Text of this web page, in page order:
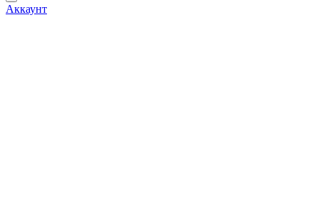
Аккаунт